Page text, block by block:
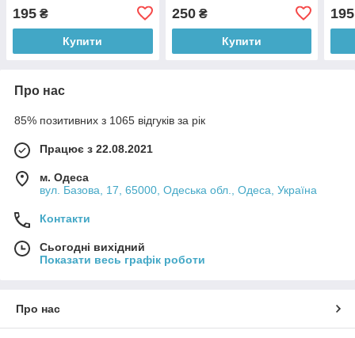
195 ₴
Купити
250₴
Купити
195
Про нас
85% позитивних з 1065 відгуків за рік
Працює з 22.08.2021
м. Одеса
вул. Базова, 17, 65000, Одеська обл., Одеса, Україна
Контакти
Сьогодні вихідний
Показати весь графік роботи
Про нас